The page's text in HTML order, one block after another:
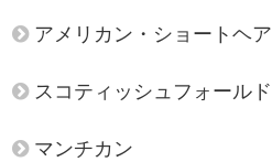
アメリカン・ショートヘア
スコティッシュフォールド
マンチカン